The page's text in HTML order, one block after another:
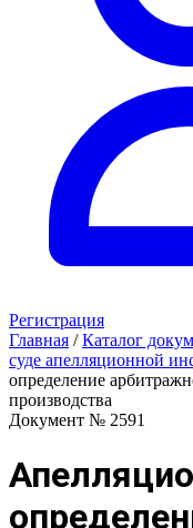
Регистрация
Главная / Каталог
суде апелляционной
определение
производства
Документ № 2591